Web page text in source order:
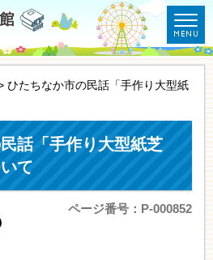
ひたちなか市の民話「手作り大型紙
話「手作り大型紙芝
て
ページ番号：P-000852